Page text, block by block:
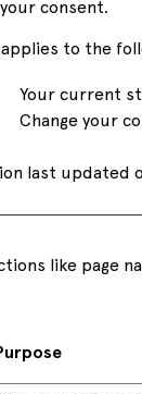
Collares
Ver todos los
con las que
nuestros
consent.
to the
Your current
Change your
last updated
like